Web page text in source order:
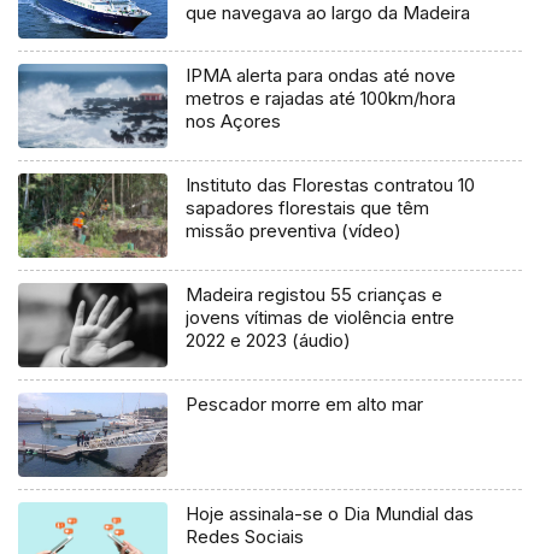
que navegava ao largo da Madeira
IPMA alerta para ondas até nove
metros e rajadas até 100km/hora
nos Açores
Instituto das Florestas contratou 10
sapadores florestais que têm
missão preventiva (vídeo)
Madeira registou 55 crianças e
jovens vítimas de violência entre
2022 e 2023 (áudio)
Pescador morre em alto mar
Hoje assinala-se o Dia Mundial das
Redes Sociais